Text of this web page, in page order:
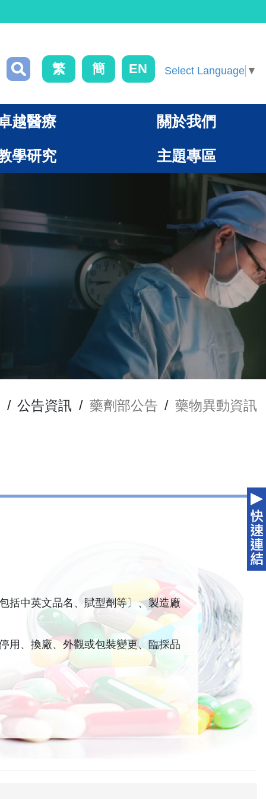
繁 簡 EN Select Language ▼
越醫療 關於我們
學研究 主題專區
/ 公告資訊 / 藥劑部公告 / 藥物異動資訊
括中英文品名、賦型劑等〕、製造廠
用、換廠、外觀或包裝變更、臨採品